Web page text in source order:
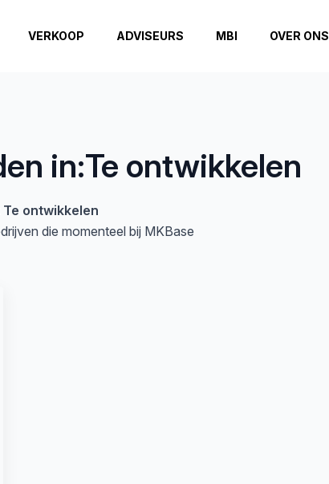
VERKOOP ADVISEURS MBI OVER ONS
in:Te ontwikkelen
Te ontwikkelen
die momenteel bij MKBase